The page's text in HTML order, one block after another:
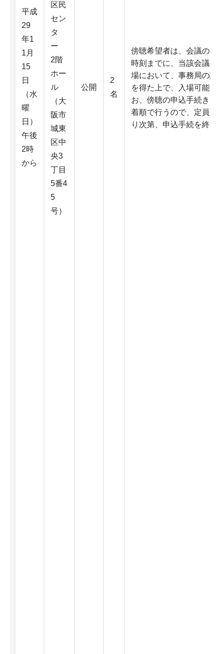
平成
29
年1
1月
15
日
（水
曜
日）
午後
2時
から
区民
セン
タ
ー
2階
ホー
ル
（大
阪市
城東
区中
央3
丁目
5番4
5
号）
公開
2
名
傍聴希望者は、会議の開
時刻までに、当該会議の
場において、事務局の許
を得た上で、入場可能。
お、傍聴の申込手続きは
着順で行うので、定員に
り次第、申込手続を終了